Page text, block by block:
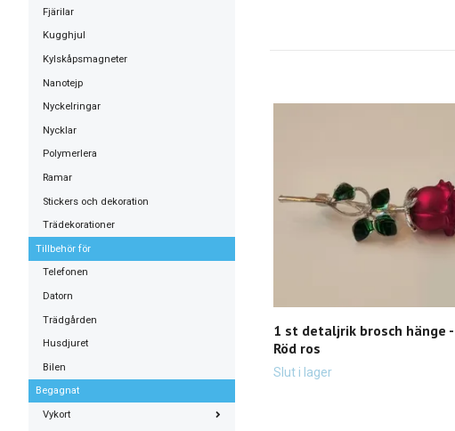
Fjärilar
Kugghjul
Kylskåpsmagneter
Nanotejp
Nyckelringar
Nycklar
Polymerlera
Ramar
Stickers och dekoration
Trädekorationer
Tillbehör för
Telefonen
Datorn
Trädgården
Husdjuret
Bilen
Begagnat
Vykort
1 st detaljrik brosch hänge -
Röd ros
Slut i lager